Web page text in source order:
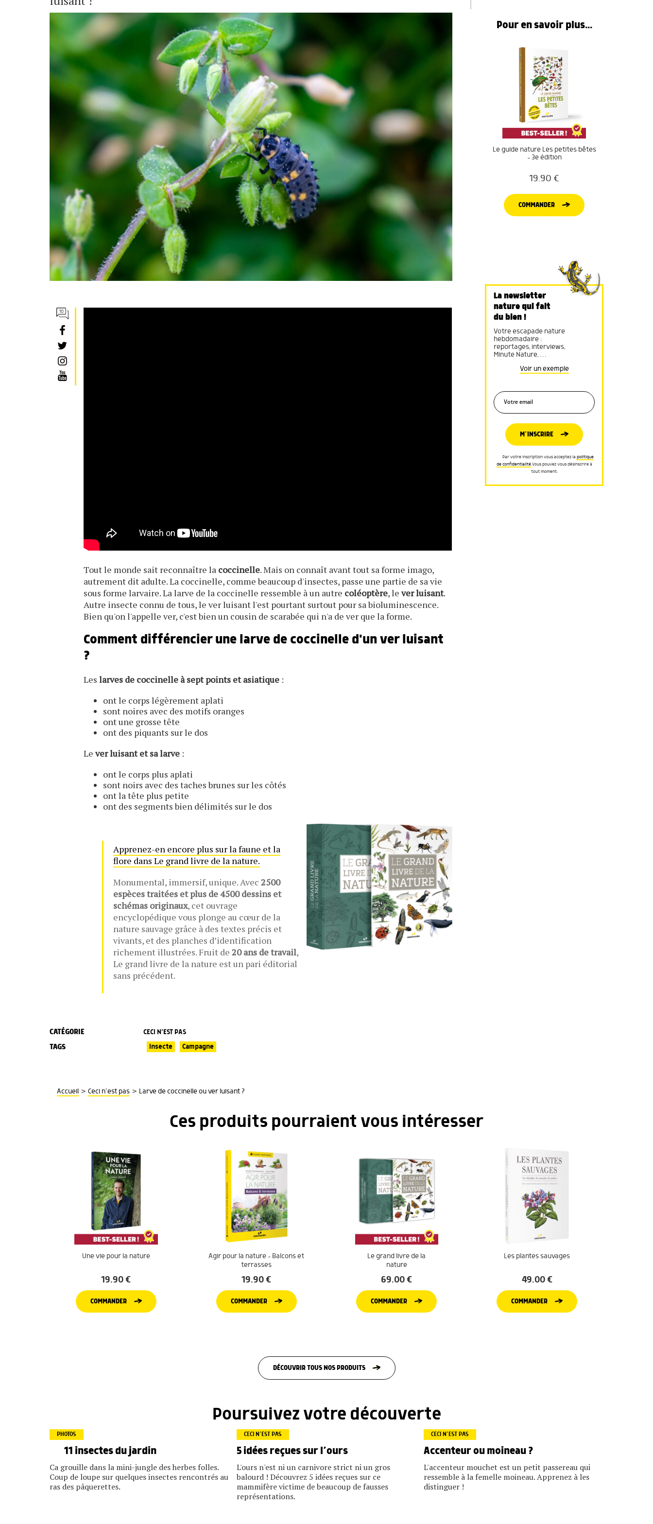
Tout le monde sait reconnaître la coccinelle. Mais on connaît avant tout sa forme imago,
autrement dit adulte. La coccinelle, comme beaucoup d'insectes, passe une partie de sa vie
sous forme larvaire. La larve de la coccinelle ressemble à un autre coléoptère, lever luisant.
Autre insecte connu de tous, le ver luisant l'est pourtant surtout pour sa bioluminescence.
Bien qu'on l'appelle ver, c'est bien un cousin de scarabée qui n'a de ver que la forme.
Comment différencier une larve de coccinelle d'un ver luisant
?
Leslarves de coccinelle à sept points et asiatique :
ont le corps légèrement aplati
sont noires avec des motifs oranges
ont une grosse tête
ont des piquants sur le dos
Lever luisant et sa larve :
ont le corps plus aplati
sont noirs avec des taches brunes sur les côtés
ont la tête plus petite
ont des segments bien délimités sur le dos
Apprenez-en encore plus sur la faune et la
flore dans Le grand livre de la nature.
Monumental, immersif, unique. Avec2500
espèces traitées et plus de 4500 dessins et
schémas originaux, cet ouvrage
encyclopédique vous plonge au cœur de la
nature sauvage grâce à des textes précis et
vivants, et des planches d’identification
richement illustrées. Fruit de20 ans de travail,
Le grand livre de la nature est un pari éditorial
sans précédent.
Pour en savoir plus...
Le guide nature Les petites bêtes
– 3e édition
19.90 €
COMMANDER
La newsletter
nature qui fait
du bien !
Votre escapade nature
hebdomadaire :
reportages, interviews,
Minute Nature, …
Voir un exemple
M’INSCRIRE
Par votre inscription vous acceptez la politique
de confidentialité.Vous pouvez vous désinscrire à
tout moment.
CATÉGORIE CECI N’EST PAS
TAGS Insecte Campagne
Accueil > Ceci n’est pas > Larve de coccinelle ou ver luisant ?
Ces produits pourraient vous intéresser
Une vie pour la nature
19.90€
COMMANDER
Agir pour la nature – Balcons et
terrasses
19.90€
COMMANDER
Le grand livre de la
nature
69.00€
COMMANDER
Les plantes sauvages
49.00€
COMMANDER
DÉCOUVRIR TOUS NOS PRODUITS
Poursuivez votre découverte
PHOTOS
11 insectes du jardin
Ca grouille dans la mini-jungle des herbes folles.
Coup de loupe sur quelques insectes rencontrés au
ras des pâquerettes.
CECI N’EST PAS
5 idées reçues sur l’ours
L'ours n'est ni un carnivore strict ni un gros
balourd ! Découvrez 5 idées reçues sur ce
mammifère victime de beaucoup de fausses
représentations.
CECI N’EST PAS
Accenteur ou moineau ?
L'accenteur mouchet est un petit passereau qui
ressemble à la femelle moineau. Apprenez à les
distinguer !